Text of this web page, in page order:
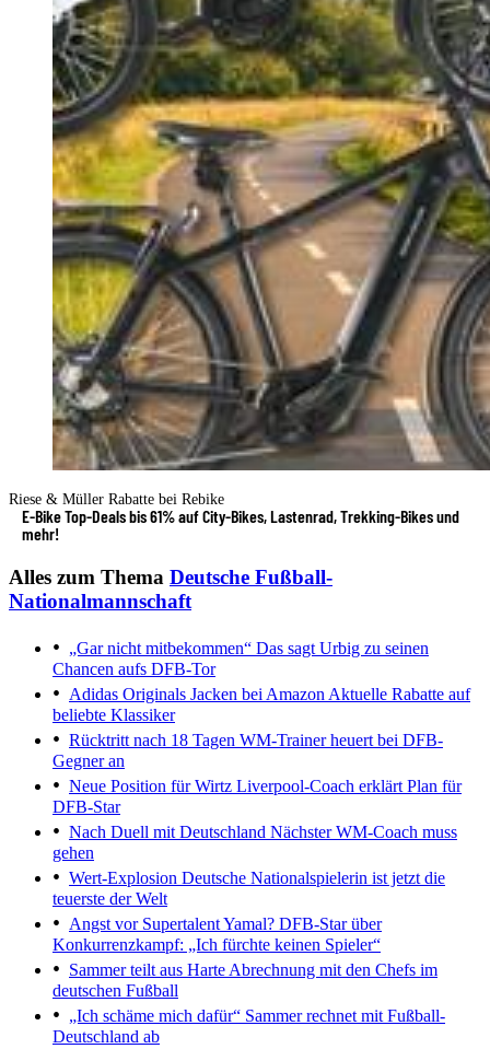
Riese & Müller Rabatte bei Rebike
E-Bike Top-Deals bis 61% auf City-Bikes, Lastenrad, Trekking-Bikes und
mehr!
Alles zum Thema Deutsche Fußball-
Nationalmannschaft
„Gar nicht mitbekommen“ Das sagt Urbig zu seinen
Chancen aufs DFB-Tor
Adidas Originals Jacken bei AmazonAktuelle Rabatte auf
beliebte Klassiker
Rücktritt nach 18 Tagen WM-Trainer heuert bei DFB-
Gegner an
Neue Position für Wirtz Liverpool-Coach erklärt Plan für
DFB-Star
Nach Duell mit Deutschland Nächster WM-Coach muss
gehen
Wert-Explosion Deutsche Nationalspielerin ist jetzt die
teuerste der Welt
Angst vor Supertalent Yamal? DFB-Star über
Konkurrenzkampf: „Ich fürchte keinen Spieler“
Sammer teilt aus Harte Abrechnung mit den Chefs im
deutschen Fußball
„Ich schäme mich dafür“ Sammer rechnet mit Fußball-
Deutschland ab